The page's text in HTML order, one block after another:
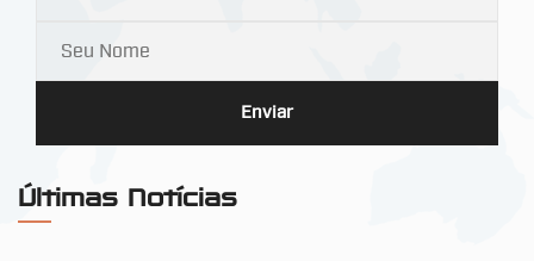
Enviar
Últimas Notícias